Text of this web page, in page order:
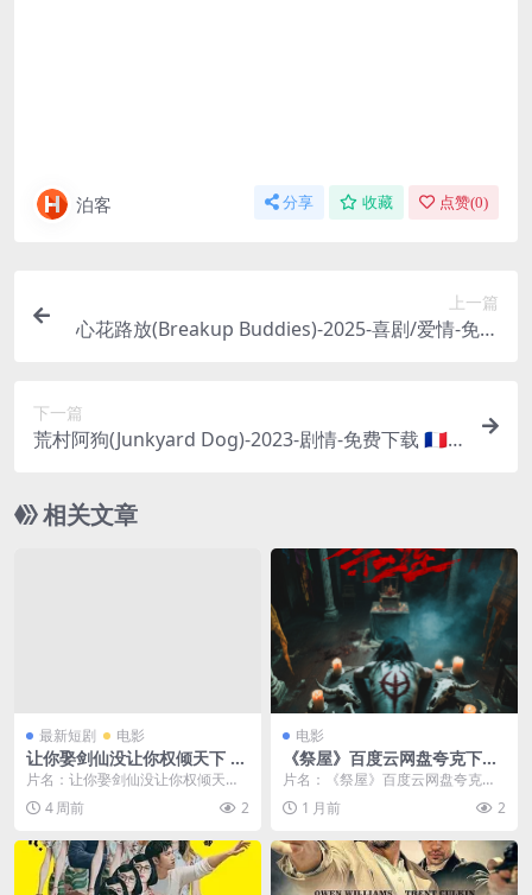
泊客 分享 收藏 点赞(0)
上一篇
心花路放(Breakup Buddies)-2025-喜剧/爱情-免费
下一篇
荒村阿狗(Junkyard Dog)-2023-剧情-免费下载 🇫🇷
个从小一起长大的好朋友，因为一个女孩的到来，
以及一只名为“阿狗”的恶犬，友情逐渐走向了失控
相关文章
最新短剧 电影
让你娶剑仙没让你权倾天下 (8
1集) | 短剧
片名：让你娶剑仙没让你权倾天下
(81集) | 短剧 分类：电影 年份：20
26...4 周前 2
电影
《祭屋》百度云网盘夸克下载.
阿里云盘.中字.(2026)
片名：《祭屋》百度云网盘夸克下
载.阿里云盘.中字.(2026) 分类：电
影 又名...
1 月前 2